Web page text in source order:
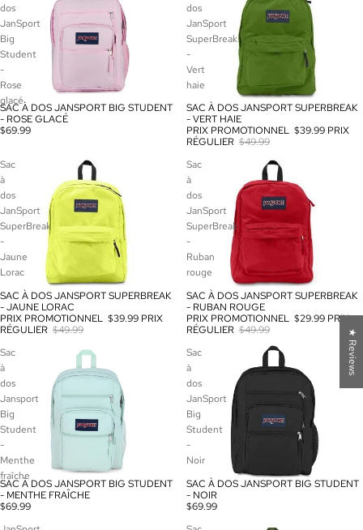
dos
JanSport
Big
Student
-
Rose
glacé
SAC À DOS JANSPORT BIG STUDENT
- ROSE GLACÉ
$69.99
dos
JanSport
SuperBreak
-
Vert
haie
PROMOTION
SAC À DOS JANSPORT SUPERBREAK
- VERT HAIE
PRIX PROMOTIONNEL $39.99 PRIX
RÉGULIER $49.99
Sac
à
dos
JanSport
SuperBreak
-
Jaune
Lorac
PROMOTION
SAC À DOS JANSPORT SUPERBREAK
- JAUNE LORAC
PRIX PROMOTIONNEL $39.99 PRIX
RÉGULIER $49.99
Sac
à
dos
JanSport
SuperBreak
-
Ruban
rouge
PROMOTION
SAC À DOS JANSPORT SUPERBREAK
- RUBAN ROUGE
PRIX PROMOTIONNEL $29.99 PRIX
RÉGULIER $49.99
Sac
à
dos
Jansport
Big
Student
-
Menthe
fraîche
SAC À DOS JANSPORT BIG STUDENT
- MENTHE FRAÎCHE
$69.99
Sac
à
dos
JanSport
Big
Student
-
Noir
SAC À DOS JANSPORT BIG STUDENT
- NOIR
$69.99
★ Reviews